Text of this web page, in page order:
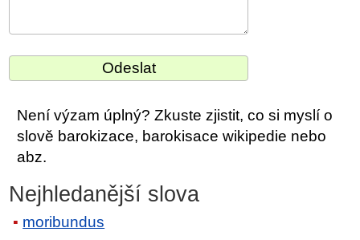
Není výzam úplný? Zkuste zjistit, co si myslí o
slově barokizace, barokisace wikipedie nebo
abz.
Nejhledanější slova
moribundus